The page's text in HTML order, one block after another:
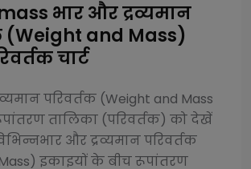
भार और द्रव्यमान
(Weight and Mass)
चार्ट
परिवर्तक (Weight and Mass
तालिका (परिवर्तक) को देखें
भार और द्रव्यमान परिवर्तक
इकाइयों के बीच रूपांतरण